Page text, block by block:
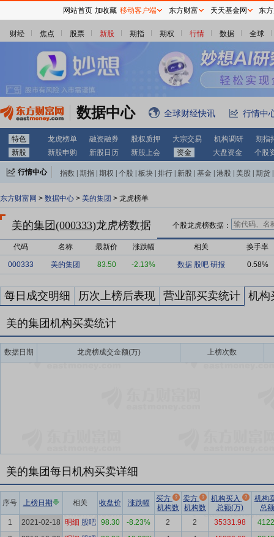
财经 焦点 股票 新股 期指 期权 行情 数据 全球
数据中心 全球财经快讯 行情中
特色 龙虎榜单 融资融券 股权质押 大宗交易 机构调研
期指
新股
新股申购 新股日历 新股上会 资金 大盘资金 个股
行情中心 指数 期指 期权 个股 板块 排行 新股 基金 港股 美股 期货
东方财富网 > 数据中心 > 美的集团 > 龙虎榜单
美的集团(000333)龙虎榜数据 个股龙虎榜数据：
代码 名称 最新价 涨跌幅 相关 换手率
000333 美的集团 83.50 -2.13% 数据 股吧 研报 0.58%
每日成交明细 历次上榜后表现 营业部买卖统计 机构
美的集团机构买卖统计
数据日期 龙虎榜成交金额(万) 上榜次数
美的集团每日机构买卖详细
序号 上榜日期 相关 收盘价 涨跌幅
买方
机构数
卖方
机构数
机构买入
总额(万)
机构
总
1
2021-02-18 明细 股吧 98.30 -8.23% 2 2 35331.98
网站首页 加收藏 移动客户端 东方财富 天天基金网 东